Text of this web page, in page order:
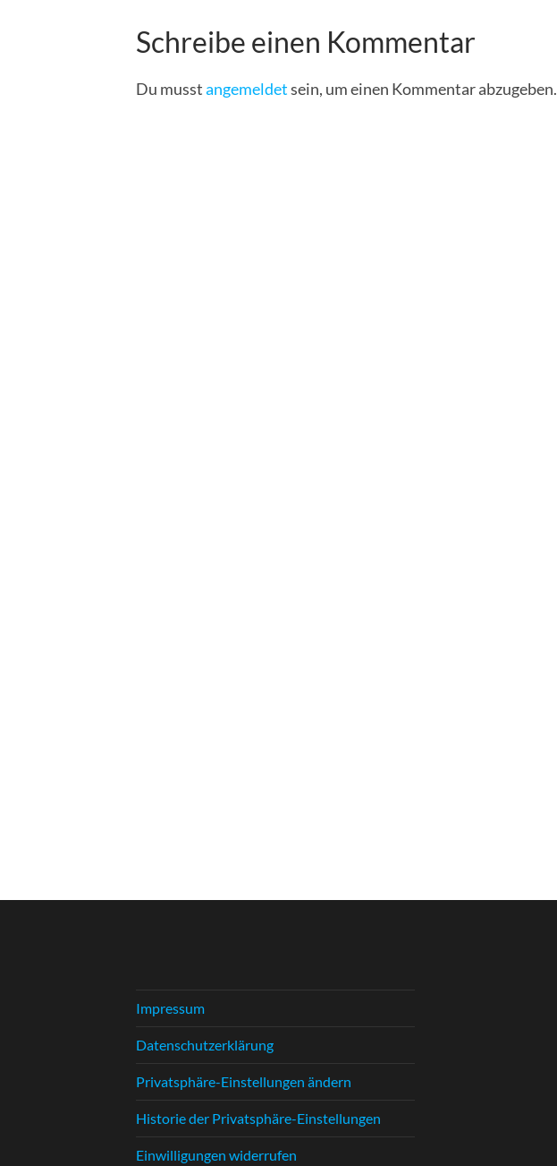
Schreibe einen Kommentar
Du musstangemeldetsein, um einen Kommentar abzugeben.
Impressum
Datenschutzerklärung
Privatsphäre-Einstellungen ändern
Historie der Privatsphäre-Einstellungen
Einwilligungen widerrufen